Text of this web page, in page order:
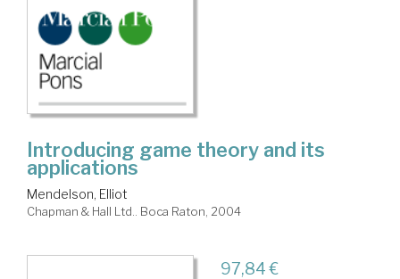
Introducing game theory and its
applications
Mendelson, Elliot
Chapman & Hall Ltd.. Boca Raton, 2004
97,84 €